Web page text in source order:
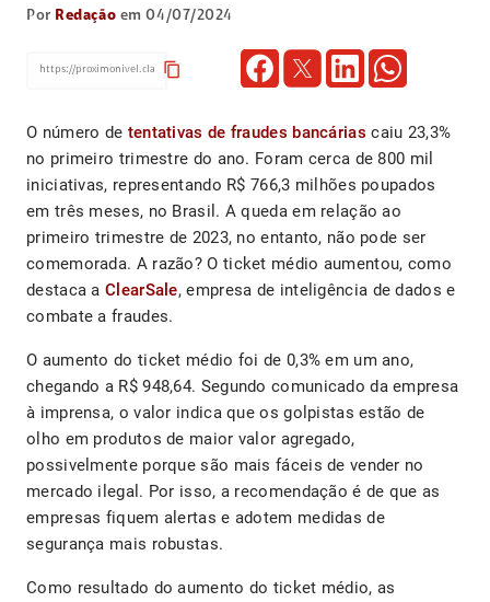
Por Redação em 04/07/2024
content_copy
O número de tentativas de fraudes bancárias caiu 23,3%
no primeiro trimestre do ano. Foram cerca de 800 mil
iniciativas, representando R$ 766,3 milhões poupados
em três meses, no Brasil. A queda em relação ao
primeiro trimestre de 2023, no entanto, não pode ser
comemorada. A razão? O ticket médio aumentou, como
destaca a ClearSale, empresa de inteligência de dados e
combate a fraudes.
O aumento do ticket médio foi de 0,3% em um ano,
chegando a R$ 948,64. Segundo comunicado da empresa
à imprensa, o valor indica que os golpistas estão de
olho em produtos de maior valor agregado,
possivelmente porque são mais fáceis de vender no
mercado ilegal. Por isso, a recomendação é de que as
empresas fiquem alertas e adotem medidas de
segurança mais robustas.
Como resultado do aumento do ticket médio, as